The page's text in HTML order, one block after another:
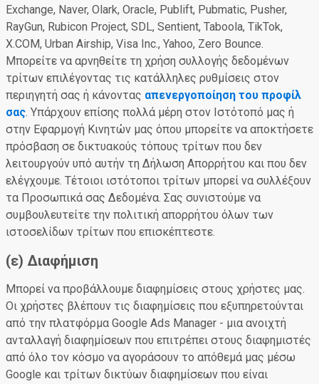
Exchange, Naver, Olark, Oracle, Publift, Pubmatic, Pusher,
RayGun, Rubicon Project, SDL, Sentient, Taboola, TikTok,
X.COM, Urban Airship, Visa Inc., Yahoo, Zero Bounce.
Μπορείτε να αρνηθείτε τη χρήση συλλογής δεδομένων
τρίτων επιλέγοντας τις κατάλληλες ρυθμίσεις στον
περιηγητή σας ή κάνοντας απενεργοποίηση του προφίλ
σας. Υπάρχουν επίσης πολλά μέρη στον Ιστότοπό μας ή
στην Εφαρμογή Κινητών μας όπου μπορείτε να αποκτήσετε
πρόσβαση σε δικτυακούς τόπους τρίτων που δεν
λειτουργούν υπό αυτήν τη Δήλωση Απορρήτου και που δεν
ελέγχουμε. Τέτοιοι ιστότοποι τρίτων μπορεί να συλλέξουν
τα Προσωπικά σας Δεδομένα. Σας συνιστούμε να
συμβουλευτείτε την πολιτική απορρήτου όλων των
ιστοσελίδων τρίτων που επισκέπτεστε.
(ε) Διαφήμιση
Μπορεί να προβάλλουμε διαφημίσεις στους χρήστες μας.
Οι χρήστες βλέπουν τις διαφημίσεις που εξυπηρετούνται
από την πλατφόρμα Google Ads Manager - μια ανοιχτή
ανταλλαγή διαφημίσεων που επιτρέπει στους διαφημιστές
από όλο τον κόσμο να αγοράσουν το απόθεμά μας μέσω
Google και τρίτων δικτύων διαφημίσεων που είναι